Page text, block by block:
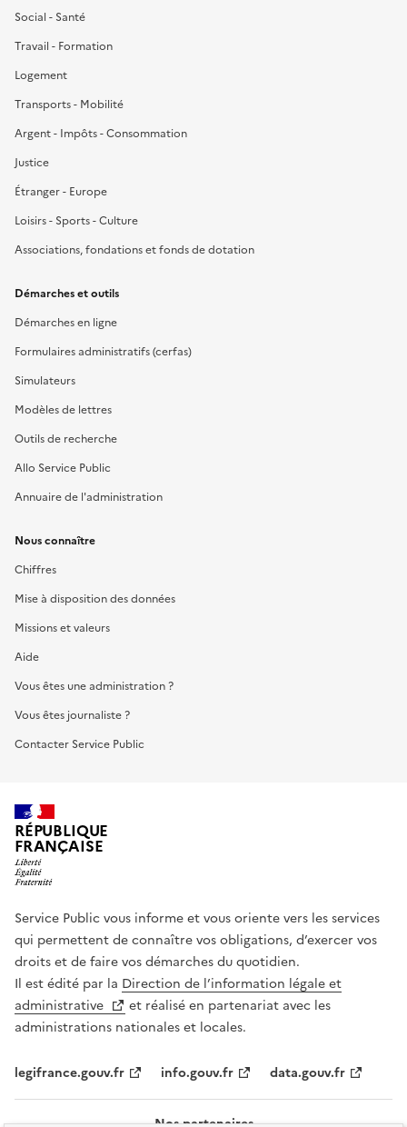
Social - Santé
Travail - Formation
Logement
Transports - Mobilité
Argent - Impôts - Consommation
Justice
Étranger - Europe
Loisirs - Sports - Culture
Associations, fondations et fonds de dotation
Démarches et outils
Démarches en ligne
Formulaires administratifs (cerfas)
Simulateurs
Modèles de lettres
Outils de recherche
Allo Service Public
Annuaire de l'administration
Nous connaître
Chiffres
Mise à disposition des données
Missions et valeurs
Aide
Vous êtes une administration ?
Vous êtes journaliste ?
Contacter Service Public
RÉPUBLIQUE
FRANÇAISE
Service Public vous informe et vous oriente vers les services
qui permettent de connaître vos obligations, d’exercer vos
droits et de faire vos démarches du quotidien.
Il est édité par la Direction de l’information légale et
administrative
et réalisé en partenariat avec les
administrations nationales et locales.
legifrance.gouv.fr info.gouv.fr data.gouv.fr